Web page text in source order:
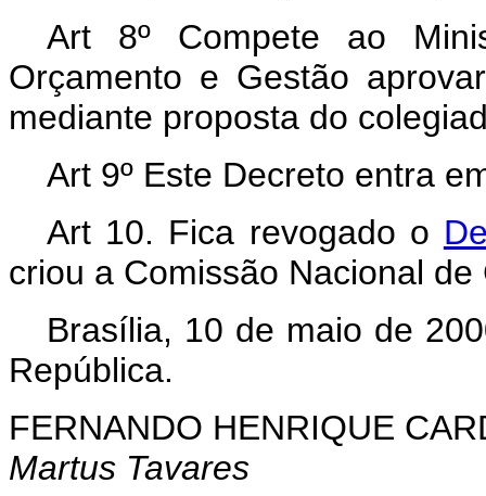
Art 8º Compete ao
Orçamento e Gestão
mediante proposta do
Art 9º Este Decreto entra
Art 10. Fica revogado o
criou a Comissão Nacional
Brasília, 10 de maio de
República.
FERNANDO HENRIQUE
Martus Tavares